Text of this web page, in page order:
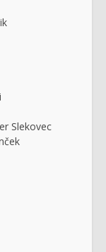
Slekovec